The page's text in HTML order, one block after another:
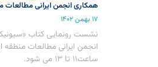
همکاری انجمن ایرانی مطالعات
۱۷ بهمن ۱۴۰۲
نشست رونمایی کتاب
ساعت۱۱ تا ۱۳ می شود.